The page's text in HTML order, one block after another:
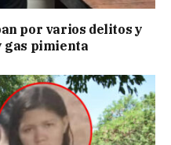
por varios delitos y
gas pimienta